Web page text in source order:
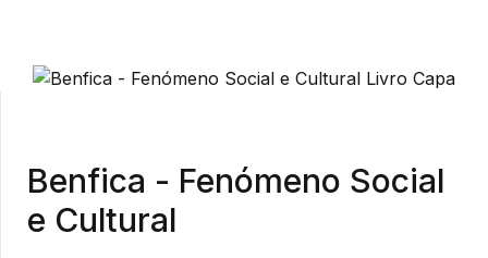
Benfica - Fenómeno Social
e Cultural